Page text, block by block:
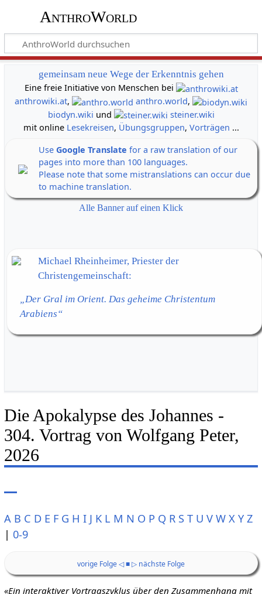
AnthroWorld
gemeinsam neue Wege der Erkenntnis gehen
Eine freie Initiative von Menschen bei
anthrowiki.at, anthro.world,
biodyn.wiki und
steiner.wiki
mit online Lesekreisen, Übungsgruppen, Vorträgen ...
Use Google Translate for a raw translation of our
pages into more than 100 languages.
Please note that some mistranslations can occur due
to machine translation.
Alle Banner auf einen Klick
Michael Rheinheimer, Priester der
Christengemeinschaft:
„Der Gral im Orient. Das geheime Christentum
Arabiens“
Die Apokalypse des Johannes -
304. Vortrag von Wolfgang Peter,
2026
A B C D E F G H I J K L M N O P Q R S T U V W X Y Z
| 0-9
vorige Folge ◁■▷ nächste Folge
«Ein interaktiver Vortragszyklus über den Zusammenhang mit